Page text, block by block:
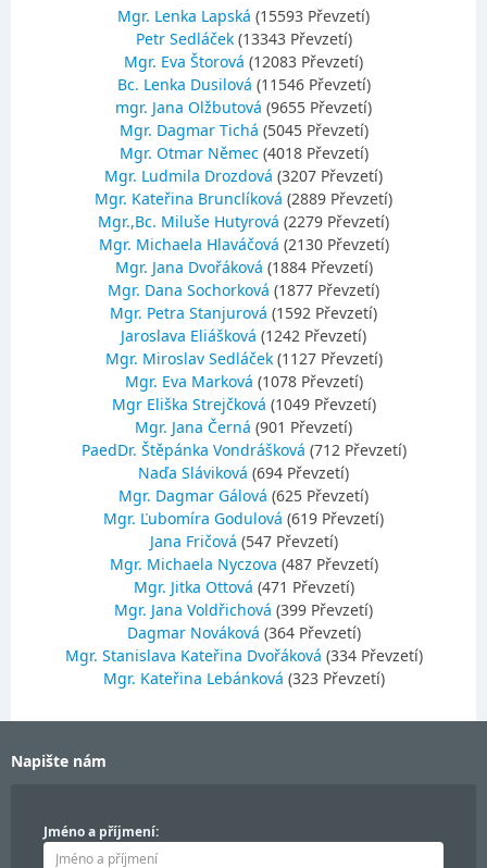
Mgr. Lenka Lapská (15593 Převzetí)
Petr Sedláček (13343 Převzetí)
Mgr. Eva Štorová (12083 Převzetí)
Bc. Lenka Dusilová (11546 Převzetí)
mgr. Jana Olžbutová (9655 Převzetí)
Mgr. Dagmar Tichá (5045 Převzetí)
Mgr. Otmar Němec (4018 Převzetí)
Mgr. Ludmila Drozdová (3207 Převzetí)
Mgr. Kateřina Brunclíková (2889 Převzetí)
Mgr.,Bc. Miluše Hutyrová (2279 Převzetí)
Mgr. Michaela Hlaváčová (2130 Převzetí)
Mgr. Jana Dvořáková (1884 Převzetí)
Mgr. Dana Sochorková (1877 Převzetí)
Mgr. Petra Stanjurová (1592 Převzetí)
Jaroslava Eliášková (1242 Převzetí)
Mgr. Miroslav Sedláček (1127 Převzetí)
Mgr. Eva Marková (1078 Převzetí)
Mgr Eliška Strejčková (1049 Převzetí)
Mgr. Jana Černá (901 Převzetí)
PaedDr. Štěpánka Vondrášková (712 Převzetí)
Naďa Sláviková (694 Převzetí)
Mgr. Dagmar Gálová (625 Převzetí)
Mgr. Ľubomíra Godulová (619 Převzetí)
Jana Fričová (547 Převzetí)
Mgr. Michaela Nyczova (487 Převzetí)
Mgr. Jitka Ottová (471 Převzetí)
Mgr. Jana Voldřichová (399 Převzetí)
Dagmar Nováková (364 Převzetí)
Mgr. Stanislava Kateřina Dvořáková (334 Převzetí)
Mgr. Kateřina Lebánková (323 Převzetí)
Napište nám
Jméno a příjmení: